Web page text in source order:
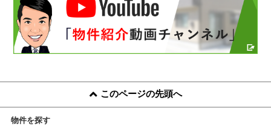
このページの先頭へ
物件を探す